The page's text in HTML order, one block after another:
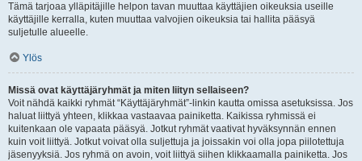
Tämä tarjoaa ylläpitäjille helpon tavan muuttaa käyttäjien oikeuksia useille
käyttäjille kerralla, kuten muuttaa valvojien oikeuksia tai hallita pääsyä
suljetulle alueelle.
Ylös
Missä ovat käyttäjäryhmät ja miten liityn sellaiseen?
Voit nähdä kaikki ryhmät “Käyttäjäryhmät”-linkin kautta omissa asetuksissa. Jos
haluat liittyä yhteen, klikkaa vastaavaa painiketta. Kaikissa ryhmissä ei
kuitenkaan ole vapaata pääsyä. Jotkut ryhmät vaativat hyväksynnän ennen
kuin voit liittyä. Jotkut voivat olla suljettuja ja joissakin voi olla jopa piilotettuja
jäsenyyksiä. Jos ryhmä on avoin, voit liittyä siihen klikkaamalla painiketta. Jos